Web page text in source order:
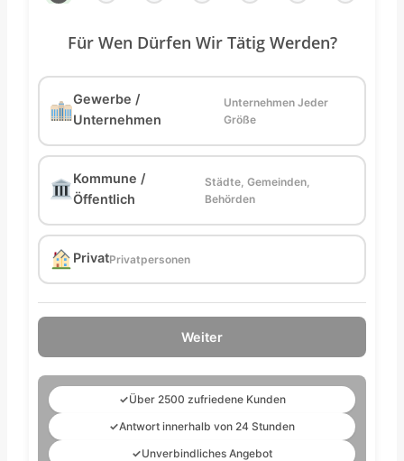
Für Wen Dürfen Wir Tätig Werden?
Gewerbe /
Unternehmen
Unternehmen Jeder
Größe
Kommune /
Öffentlich
Städte, Gemeinden,
Behörden
PrivatPrivatpersonen
Weiter
✓Über 2500 zufriedene Kunden
✓Antwort innerhalb von 24 Stunden
✓Unverbindliches Angebot